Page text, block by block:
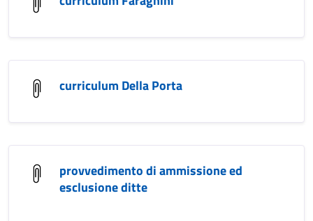
curriculum Della Porta
provvedimento di ammissione ed
esclusione ditte